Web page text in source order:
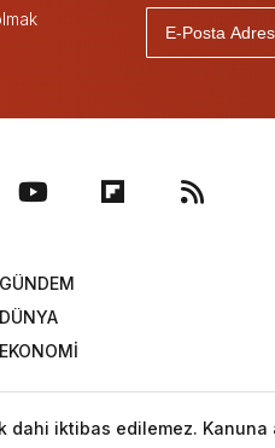
GÜNDEM
DÜNYA
EKONOMİ
iktibas edilemez. Kanuna